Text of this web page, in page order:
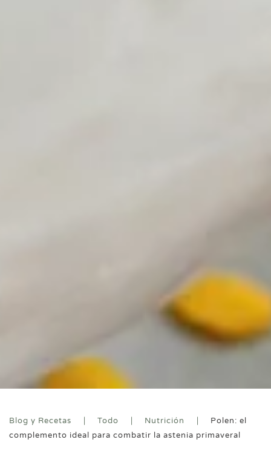
Blog y Recetas Todo Nutrición
Polen: el
complemento ideal para combatir la astenia primaveral